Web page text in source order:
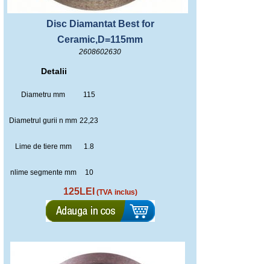
Disc Diamantat Best for
Ceramic,D=115mm
2608602630
Detalii
Diametru mm 115
Diametrul gurii n mm 22,23
Lime de tiere mm 1.8
nlime segmente mm 10
125LEI (TVA inclus)